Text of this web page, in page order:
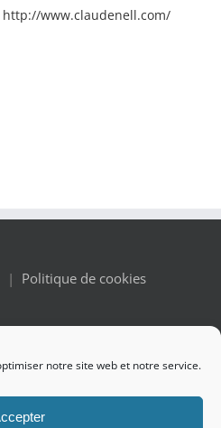
notre site web et notre service.
http://www.claudenell.com/
Politique de cookies
des Appellations | All